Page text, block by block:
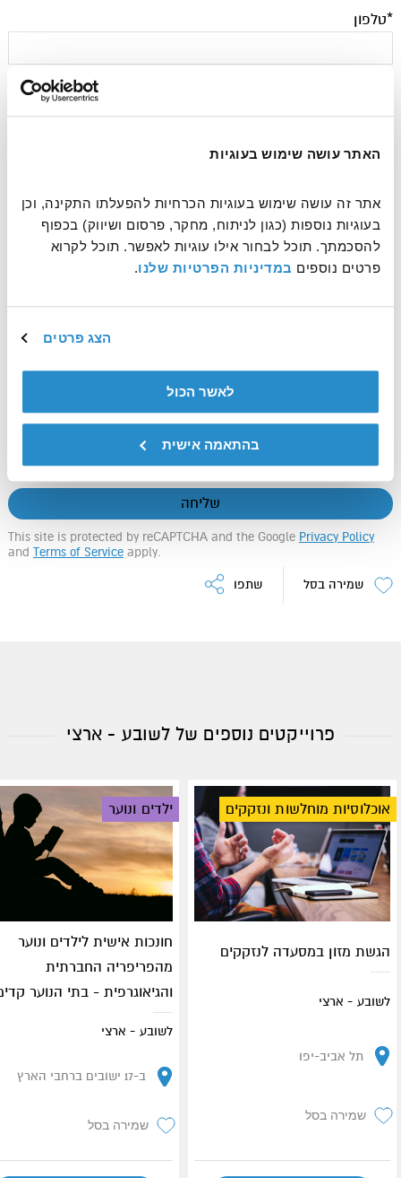
האתר עושה שימוש בעוגיות
פרטים נוספים במדיניות הפרטיות שלנו.
הצג פרטים
לאשר הכול
בהתאמה אישית
*טלפון
*אימייל
עוד משהו שחשוב שנדע?
אשמח לקבל דיוורים ולהתעדכן על עוד דרכים לעשות טוב
פעילות ההתנדבות הינה באחריותו הבלעדית של המתנדב
שליחה
This site is protected by reCAPTCHA and the Google Privacy Policy
and Terms of Service apply.
שמירה בסל שתפו
פרוייקטים נוספים של לשובע - ארצי
אוכלוסיות מוחלשות ונזקקים
הגשת מזון במסעדה לנזקקים
לשובע - ארצי
תל אביב-יפו
שמירה בסל
ילדים ונוער
חונכות אישית לילדים ונוער
מהפריפריה החברתית
והגיאוגרפית - בתי הנוער
לשובע - ארצי
ב-17 ישובים ברחבי הארץ
שמירה בסל